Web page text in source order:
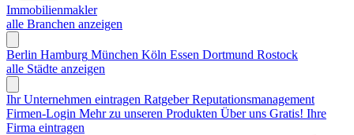
Immobilienmakler
alle Branchen anzeigen
Berlin Hamburg München Köln Essen Dortmund Rostock
alle Städte anzeigen
Ihr Unternehmen eintragen Ratgeber Reputationsmanagement
Firmen-Login Mehr zu unseren Produkten Über uns Gratis! Ihre
Firma eintragen